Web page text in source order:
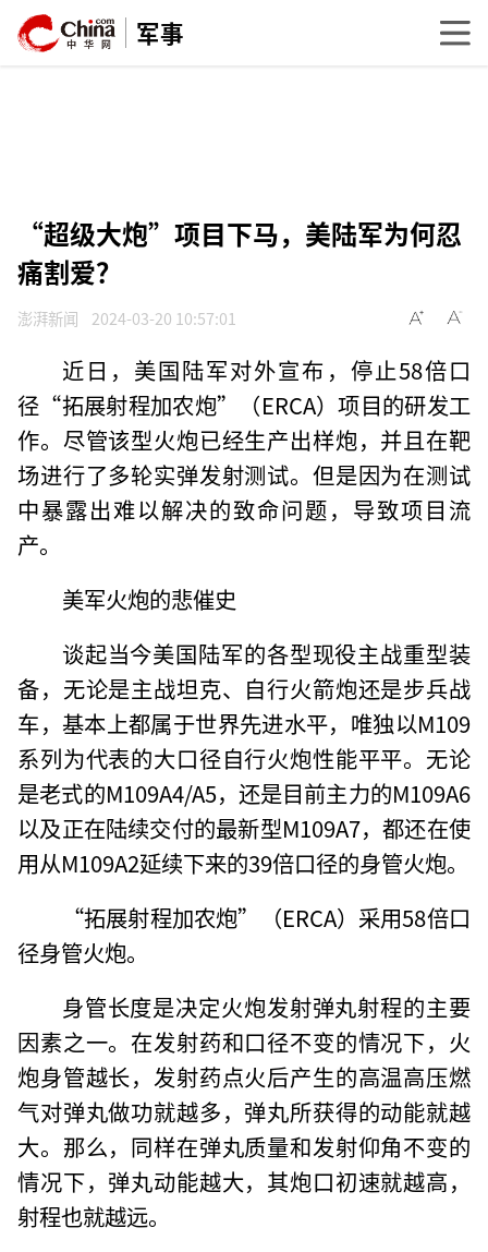
军事
“超级大炮”项目下马，美陆军为何忍
痛割爱？
澎湃新闻 2024-03-20 10:57:01
近日，美国陆军对外宣布，停止58倍口
径“拓展射程加农炮”（ERCA）项目的研发工
作。尽管该型火炮已经生产出样炮，并且在靶
场进行了多轮实弹发射测试。但是因为在测试
中暴露出难以解决的致命问题，导致项目流
产。
美军火炮的悲催史
谈起当今美国陆军的各型现役主战重型装
备，无论是主战坦克、自行火箭炮还是步兵战
车，基本上都属于世界先进水平，唯独以M109
系列为代表的大口径自行火炮性能平平。无论
是老式的M109A4/A5，还是目前主力的M109A6
以及正在陆续交付的最新型M109A7，都还在使
用从M109A2延续下来的39倍口径的身管火炮。
“拓展射程加农炮”（ERCA）采用58倍口
径身管火炮。
身管长度是决定火炮发射弹丸射程的主要
因素之一。在发射药和口径不变的情况下，火
炮身管越长，发射药点火后产生的高温高压燃
气对弹丸做功就越多，弹丸所获得的动能就越
大。那么，同样在弹丸质量和发射仰角不变的
情况下，弹丸动能越大，其炮口初速就越高，
射程也就越远。